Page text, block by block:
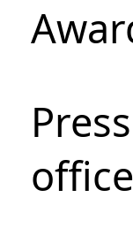
office